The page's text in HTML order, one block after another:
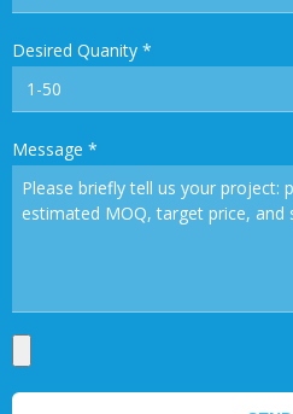
Desired Quanity *
Message *